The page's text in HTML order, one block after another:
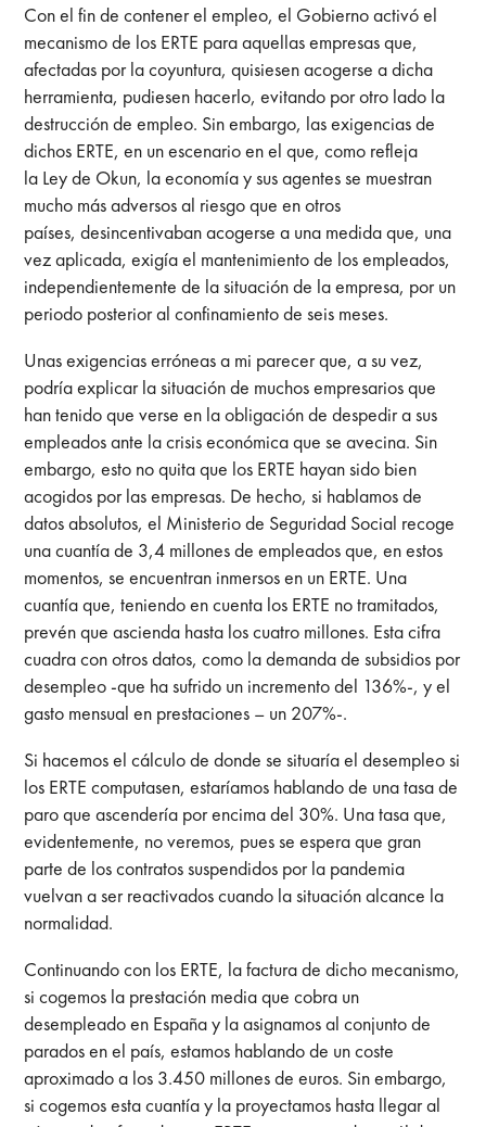
Con el fin de contener el empleo, el Gobierno activó el
mecanismo de los ERTE para aquellas empresas que,
afectadas por la coyuntura, quisiesen acogerse a dicha
herramienta, pudiesen hacerlo, evitando por otro lado la
destrucción de empleo. Sin embargo, las exigencias de
dichos ERTE, en un escenario en el que, como refleja
la Ley de Okun, la economía y sus agentes se muestran
mucho más adversos al riesgo que en otros
países, desincentivaban acogerse a una medida que, una
vez aplicada, exigía el mantenimiento de los empleados,
independientemente de la situación de la empresa, por un
periodo posterior al confinamiento de seis meses.
Unas exigencias erróneas a mi parecer que, a su vez,
podría explicar la situación de muchos empresarios que
han tenido que verse en la obligación de despedir a sus
empleados ante la crisis económica que se avecina. Sin
embargo, esto no quita que los ERTE hayan sido bien
acogidos por las empresas. De hecho, si hablamos de
datos absolutos, el Ministerio de Seguridad Social recoge
una cuantía de 3,4 millones de empleados que, en estos
momentos, se encuentran inmersos en un ERTE. Una
cuantía que, teniendo en cuenta los ERTE no tramitados,
prevén que ascienda hasta los cuatro millones. Esta cifra
cuadra con otros datos, como la demanda de subsidios por
desempleo -que ha sufrido un incremento del 136%-, y el
gasto mensual en prestaciones – un 207%-.
Si hacemos el cálculo de donde se situaría el desempleo si
los ERTE computasen, estaríamos hablando de una tasa de
paro que ascendería por encima del 30%. Una tasa que,
evidentemente, no veremos, pues se espera que gran
parte de los contratos suspendidos por la pandemia
vuelvan a ser reactivados cuando la situación alcance la
normalidad.
Continuando con los ERTE, la factura de dicho mecanismo,
si cogemos la prestación media que cobra un
desempleado en España y la asignamos al conjunto de
parados en el país, estamos hablando de un coste
aproximado a los 3.450 millones de euros. Sin embargo,
si cogemos esta cuantía y la proyectamos hasta llegar al